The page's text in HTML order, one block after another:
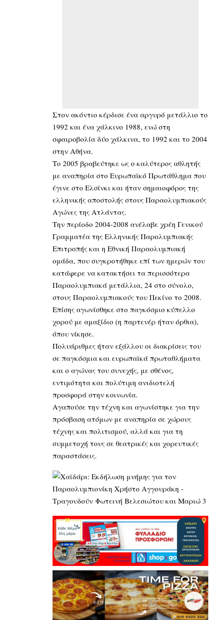
Στον ακόντιο κέρδισε ένα αργυρό μετάλλιο το
1992 και ένα χάλκινο 1988, ενώ στη
σφαιροβολία δύο χάλκινα, το 1992 και το 2004
στην Αθήνα.
Το 2005 βραβεύτηκε ως ο καλύτερος αθλητής
με αναπηρία στο Ευρωπαϊκό Πρωτάθλημα που
έγινε στο Ελσίνκι και ήταν σημαιοφόρος της
ελληνικής αποστολής στους Παραολυμπιακούς
Αγώνες της Ατλάντας.
Την περίοδο 2004-2008 ανέλαβε χρέη Γενικού
Γραμματέα της Ελληνικής Παρολυμπιακής
Επιτροπής και η Εθνική Παραολυμπιακή
ομάδα, που συγκροτήθηκε επί των ημερών του
κατάφερε να κατακτήσει τα περισσότερα
Παραολυμπιακά μετάλλια, 24 στο σύνολο,
στους Παραολυμπιακούς του Πεκίνο το 2008.
Επίσης αγωνίσθηκε στο παγκόσμιο κύπελλο
χορού με αμαξίδιο (η παρτενέρ ήταν όρθια),
όπου νίκησε.
Πολυάριθμες ήταν εξάλλου οι διακρίσεις του
σε παγκόσμια και ευρωπαϊκά πρωταθλήματα
και ο αγώνας του συνεχής, με σθένος,
εντιμότητα και πολύτιμη ανιδιοτελή
προσφορά στην κοινωνία.
Αγαπούσε την τέχνη και αγωνίστηκε για την
πρόσβαση ατόμων με αναπηρία σε χώρους
τέχνης και πολιτισμού, αλλά και για τη
συμμετοχή τους σε θεατρικές και χορευτικές
παραστάσεις.